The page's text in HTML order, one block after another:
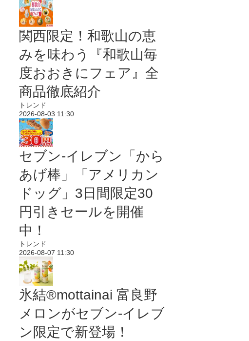
関西限定！和歌山の恵
みを味わう『和歌山毎
度おおきにフェア』全
商品徹底紹介
トレンド
2026-08-03 11:30
セブン‐イレブン「から
あげ棒」「アメリカン
ドッグ」3日間限定30
円引きセールを開催
中！
トレンド
2026-08-07 11:30
氷結®mottainai 富良野
メロンがセブン‐イレブ
ン限定で新登場！